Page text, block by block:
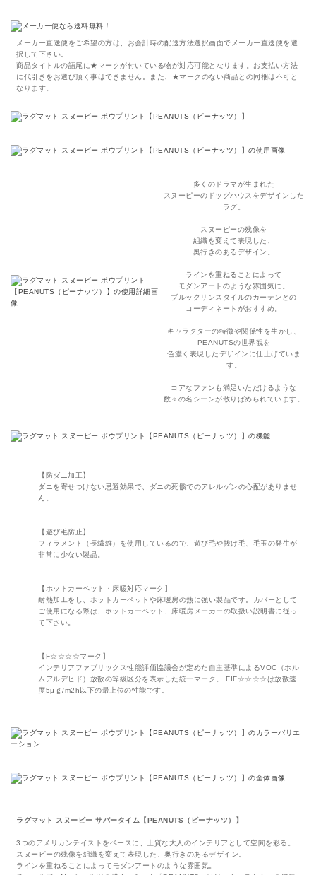
メーカー直送便をご希望の方は、お会計時の配送方法選択画面でメーカー直送便を選
択して下さい。
商品タイトルの語尾に★マークが付いている物が対応可能となります。お支払い方法
に代引きをお選び頂く事はできません。また、★マークのない商品との同梱は不可と
なります。
多くのドラマが生まれた
スヌーピーのドッグハウスをデザインした
ラグ。
スヌーピーの残像を
組織を変えて表現した、
奥行きのあるデザイン。
ラインを重ねることによって
モダンアートのような雰囲気に。
ブルックリンスタイルのカーテンとの
コーディネートがおすすめ。
キャラクターの特徴や関係性を生かし、
PEANUTSの世界観を
色濃く表現したデザインに仕上げていま
す。
コアなファンも満足いただけるような
数々の名シーンが散りばめられています。
【防ダニ加工】
ダニを寄せつけない忌避効果で、ダニの死骸でのアレルゲンの心配がありませ
ん。
【遊び毛防止】
フィラメント（長繊維）を使用しているので、遊び毛や抜け毛、毛玉の発生が
非常に少ない製品。
【ホットカーペット・床暖対応マーク】
耐熱加工をし、ホットカーペットや床暖房の熱に強い製品です。カバーとして
ご使用になる際は、ホットカーペット、床暖房メーカーの取扱い説明書に従っ
て下さい。
【F☆☆☆☆マーク】
インテリアファブリックス性能評価協議会が定めた自主基準によるVOC（ホル
ムアルデヒド）放散の等級区分を表示した統一マーク。 FIF☆☆☆☆は放散速
度5μｇ/m2h以下の最上位の性能です。
ラグマット スヌーピー サパータイム【PEANUTS（ピーナッツ）】
3つのアメリカンテイストをベースに、上質な大人のインテリアとして空間を彩る。
スヌーピーの残像を組織を変えて表現した、奥行きのあるデザイン。
ラインを重ねることによってモダンアートのような雰囲気。